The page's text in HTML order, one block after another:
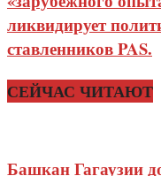
ликвидирует
ставленников PAS.
СЕЙЧАС ЧИТАЮТ
Башкан Гагаузии